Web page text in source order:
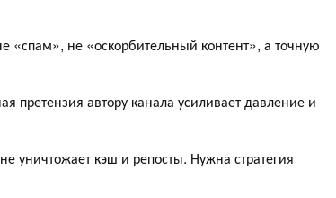
не «оскорбительный контент», а точную
претензия автору канала усиливает давление и
уничтожает кэш и репосты. Нужна стратегия